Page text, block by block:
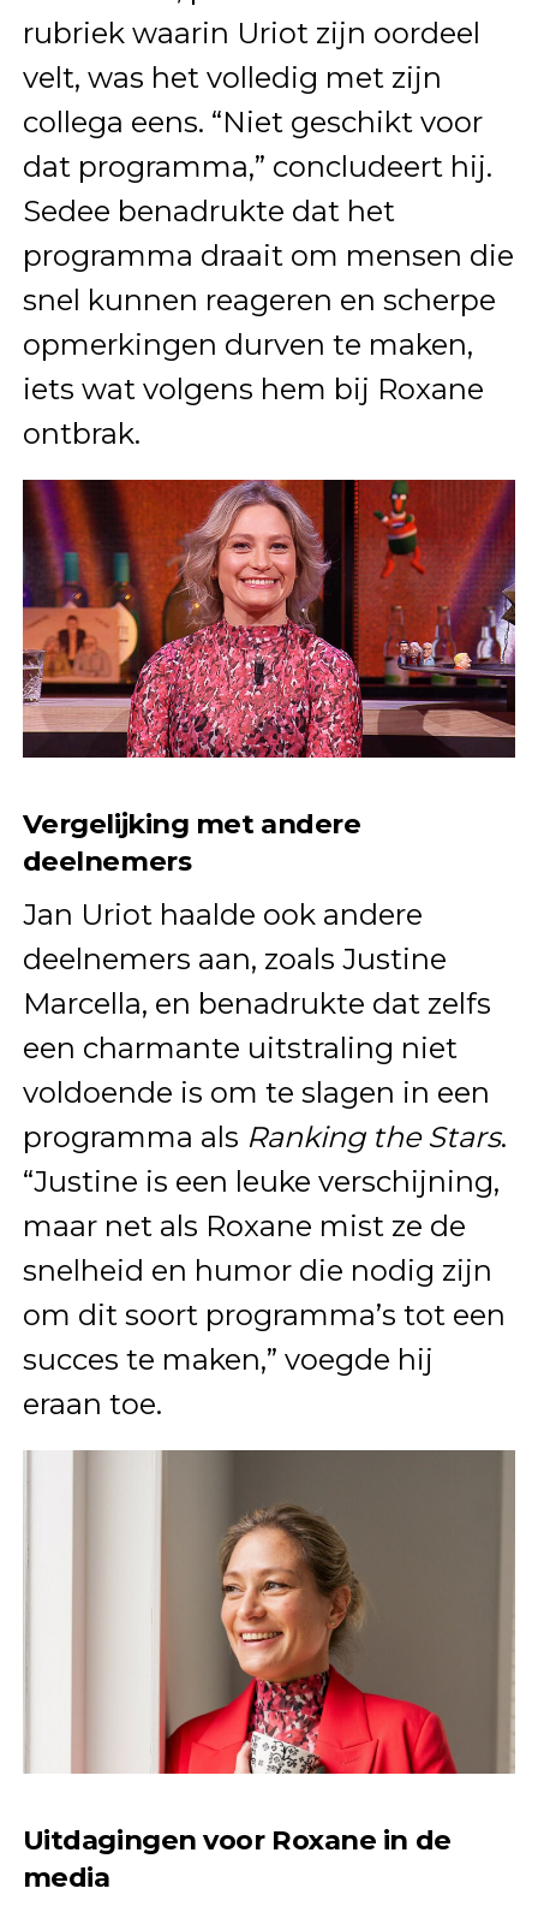
rubriek waarin Uriot zijn oordeel
velt, was het volledig met zijn
collega eens. “Niet geschikt voor
dat programma,” concludeert hij.
Sedee benadrukte dat het
programma draait om mensen die
snel kunnen reageren en scherpe
opmerkingen durven te maken,
iets wat volgens hem bij Roxane
ontbrak.
Vergelijking met andere
deelnemers
Jan Uriot haalde ook andere
deelnemers aan, zoals Justine
Marcella, en benadrukte dat zelfs
een charmante uitstraling niet
voldoende is om te slagen in een
programma als Ranking the Stars.
“Justine is een leuke verschijning,
maar net als Roxane mist ze de
snelheid en humor die nodig zijn
om dit soort programma’s tot een
succes te maken,” voegde hij
eraan toe.
Uitdagingen voor Roxane in de
media